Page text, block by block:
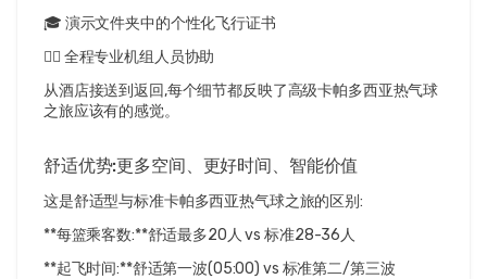
🎓 演示文件夹中的个性化飞行证书
👨‍✈️ 全程专业机组人员协助
从酒店接送到返回,每个细节都反映了高级卡帕多西亚热气球
之旅应该有的感觉。
舒适优势:更多空间、更好时间、智能价值
这是舒适型与标准卡帕多西亚热气球之旅的区别:
**每篮乘客数:**舒适最多20人 vs 标准28-36人
**起飞时间:**舒适第一波(05:00) vs 标准第二/第三波